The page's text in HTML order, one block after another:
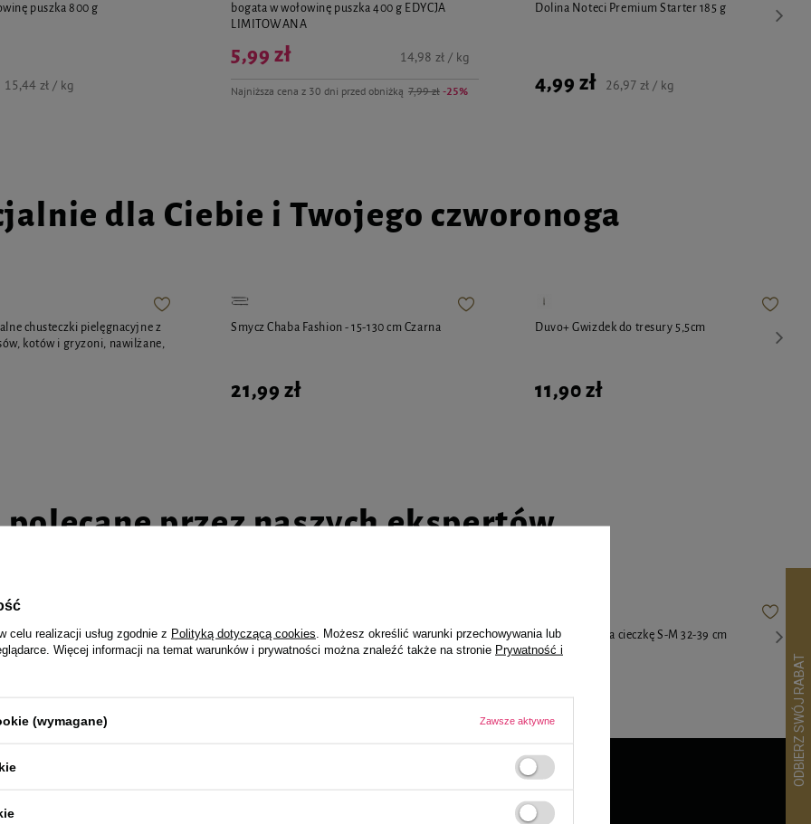
puszka 800 g
15,44 zł / kg
bogata w wołowinę puszka 400 g EDYCJA
LIMITOWANA
Najniższa cena z 30 dni przed obniżką 7,99 zł -25%
5,99 zł 14,98 zł / kg
Dolina Noteci Premium Starter 185 g
4,99 zł 26,97 zł / kg
dla Ciebie i Twojego czworonoga
chusteczki pielęgnacyjne z
kotów i gryzoni, nawilżane,
Smycz Chaba Fashion - 15-130 cm Czarna
21,99 zł
Duvo+ Gwizdek do tresury 5,5cm
11,90 zł
przez naszych ekspertów
dla psów 37 ml
Trixie Podkłady higieniczne dla psów szczeniąt
z węglem aktywnym 40x60 cm 7 szt
Trixie majtki na cieczkę S-M 32-39 cm
celu realizacji usług zgodnie z Polityką dotyczącą cookies . Możesz określić warunki przechowywania lub
Więcej informacji na temat warunków i prywatności można znaleźć także na stronie Prywatność i
(wymagane) Zawsze aktywne